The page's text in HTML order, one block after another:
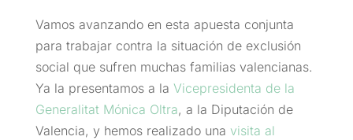
Vamos avanzando en esta apuesta conjunta
para trabajar contra la situación de exclusión
social que sufren muchas familias valencianas.
Ya la presentamos a la Vicepresidenta de la
Generalitat Mónica Oltra, a la Diputación de
Valencia, y hemos realizado una visita al